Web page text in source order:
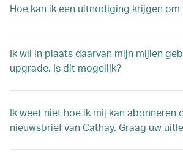
Hoe kan ik een uitnodiging krijgen
Ik wil in plaats daarvan mijn mijlen
upgrade. Is dit mogelijk?
Ik weet niet hoe ik mij kan abonneren
nieuwsbrief van Cathay. Graag uw